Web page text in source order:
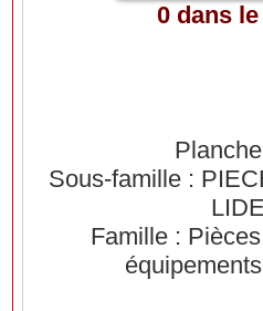
0 dans
Sous-famille :
Famille :